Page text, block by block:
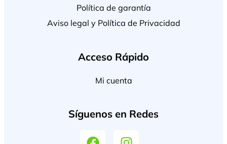
Política de garantía
Aviso legal y Política de Privacidad
Acceso Rápido
Mi cuenta
Síguenos en Redes